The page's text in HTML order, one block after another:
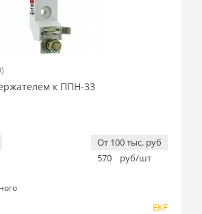
к ППН-33
От 100 тыс. руб
570
руб/шт
EKF